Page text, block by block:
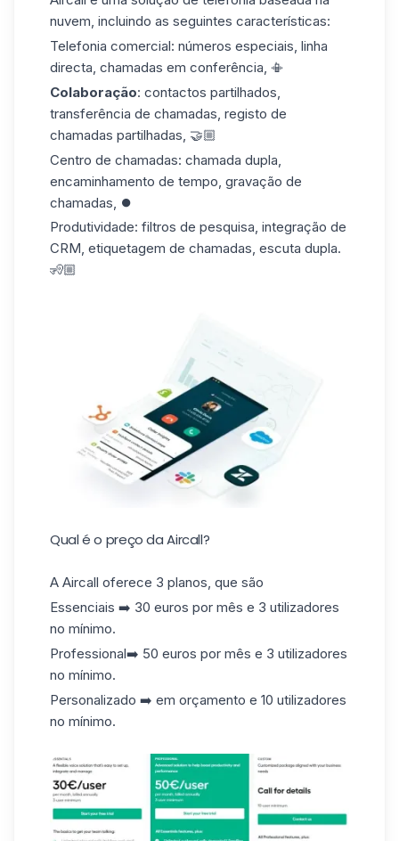
nuvem, incluindo as seguintes características:
Telefonia comercial: números especiais, linha
directa, chamadas em conferência, 📳
Colaboração: contactos partilhados,
transferência de chamadas, registo de
chamadas partilhadas, 🤝🏼
Centro de chamadas: chamada dupla,
encaminhamento de tempo, gravação de
chamadas, ⏺️
Produtividade: filtros de pesquisa, integração de
CRM, etiquetagem de chamadas, escuta dupla.
🧏🏼
Qual é o preço da Aircall?
A Aircall oferece 3 planos, que são
Essenciais ➡️ 30 euros por mês e 3 utilizadores
no mínimo.
Professional➡️ 50 euros por mês e 3 utilizadores
no mínimo.
Personalizado ➡️ em orçamento e 10 utilizadores
no mínimo.